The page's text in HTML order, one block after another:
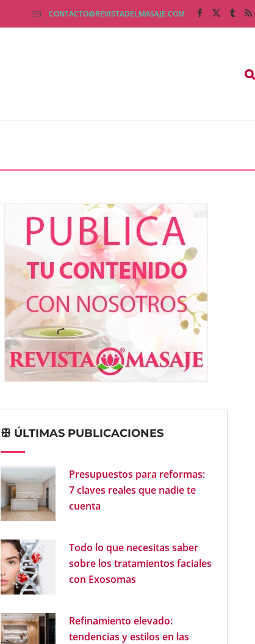
CONTACTO@REVISTADELMASAJE.COM
ꕥ ÚLTIMAS PUBLICACIONES
Presupuestos para reformas:
7 claves reales que nadie te
cuenta
Todo lo que necesitas saber
sobre los tratamientos faciales
con Exosomas
Refinamiento elevado:
tendencias y estilos en las